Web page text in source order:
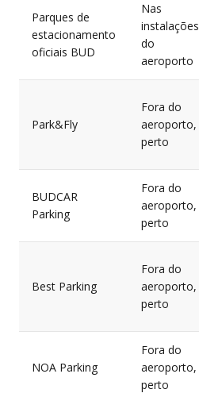
Parques de
estacionamento
oficiais BUD
Nas
instalações
do
aeroporto
Park&Fly
Fora do
aeroporto,
perto
BUDCAR
Parking
Fora do
aeroporto,
perto
Best Parking
Fora do
aeroporto,
perto
NOA Parking
Fora do
aeroporto,
perto